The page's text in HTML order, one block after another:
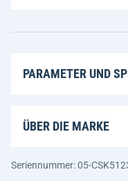
PARAMETER UND
ÜBER DIE MARKE
Seriennummer: 05-